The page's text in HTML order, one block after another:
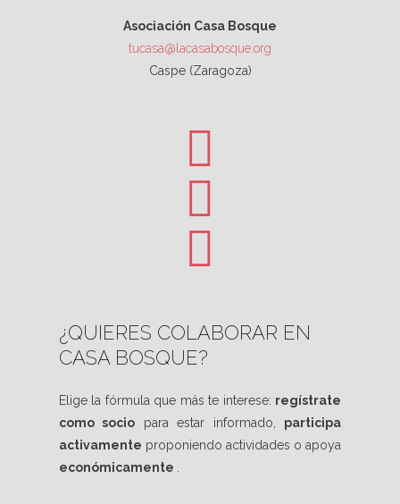
Asociación Casa Bosque
tucasa@lacasabosque.org
Caspe (Zaragoza)
¿QUIERES COLABORAR EN
CASA BOSQUE?
Elige la fórmula que más te interese: regístrate
como socio para estar informado, participa
activamente proponiendo actividades o apoya
económicamente